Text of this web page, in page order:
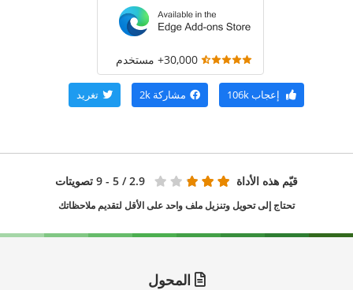
30,000+ مستخدم
إعجاب106k مشاركة 2k تغريد
قيّم هذه الأداة 2.9 / 5 - 9 تصويتات
تحتاج إلى تحويل وتنزيل ملف واحد على الأقل لتقديم ملاحظاتك
المحول